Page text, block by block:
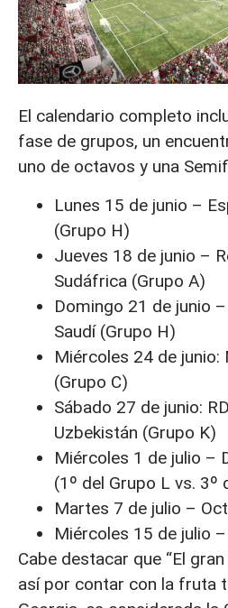
El calendario completo
fase de grupos, un
uno de octavos y una
Lunes 15 de junio –
(Grupo H)
Jueves 18 de junio –
Sudáfrica (Grupo A)
Domingo 21 de junio
Saudí (Grupo H)
Miércoles 24 de
(Grupo C)
Sábado 27 de junio:
Uzbekistán (Grupo K)
Miércoles 1 de julio –
(1º del Grupo L vs.
Martes 7 de julio –
Miércoles 15 de julio
Cabe destacar que “El
así por contar con la fruta